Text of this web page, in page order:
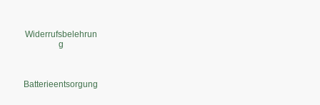
Widerrufsbelehrun
g
Batterieentsorgung